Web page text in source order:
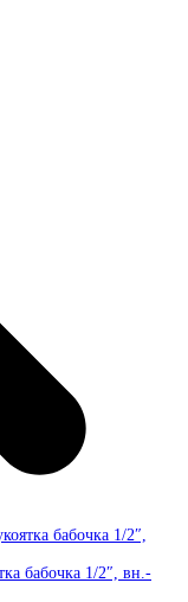
бабочка 1/2″,
бабочка 1/2″, вн.-